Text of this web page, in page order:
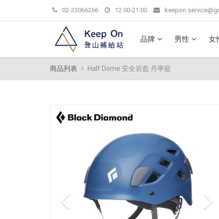
02-23066266 12:00-21:00
品牌 男性 女
商品列表 Half Dome 安全岩盔 丹寧藍